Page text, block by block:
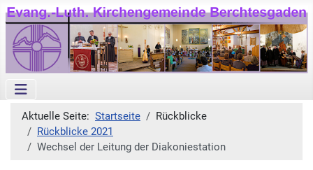
Aktuelle Seite: Startseite
Rückblicke
Rückblicke 2021
Wechsel der Leitung der Diakoniestation